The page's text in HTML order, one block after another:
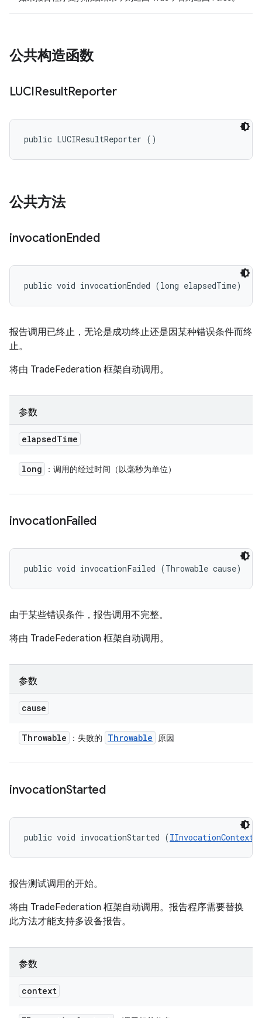
公共构造函数
LUCIResultReporter
public LUCIResultReporter ()
公共方法
invocationEnded
public void invocationEnded (long elapsedTime)
报告调用已终止，无论是成功终止还是因某种错误条件而终
止。
将由 TradeFederation 框架自动调用。
参数
elapsedTime
long ：调用的经过时间（以毫秒为单位）
invocationFailed
public void invocationFailed (Throwable cause)
由于某些错误条件，报告调用不完整。
将由 TradeFederation 框架自动调用。
参数
cause
Throwable ：失败的 Throwable 原因
invocationStarted
public void invocationStarted (IInvocationContext
报告测试调用的开始。
将由 TradeFederation 框架自动调用。报告程序需要替换
此方法才能支持多设备报告。
参数
context